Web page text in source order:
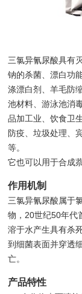
三氯异氰尿酸具有
钠的杀菌、漂白功
涤漂白剂、羊毛防
池材料、游泳池消
品加工业、饮食卫
防疫、垃圾处理、
等。
它也可以用于合成萘
作用机制
三氯异氰尿酸属于
物，20世纪50年代
溶于水产生具有杀
到细菌表面并穿透
亡。
产品特性